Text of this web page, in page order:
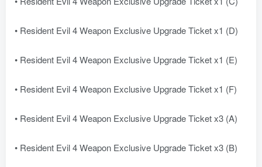
• Resident Evil 4 Weapon Exclusive Upgrade Ticket x1 (D)
• Resident Evil 4 Weapon Exclusive Upgrade Ticket x1 (E)
• Resident Evil 4 Weapon Exclusive Upgrade Ticket x1 (F)
• Resident Evil 4 Weapon Exclusive Upgrade Ticket x3 (A)
• Resident Evil 4 Weapon Exclusive Upgrade Ticket x3 (B)